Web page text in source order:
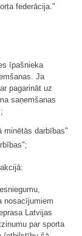
federācija."
īpašnieka
Ja
pagarināt uz
saņemšanas
minētās darbības"
nosacījumiem
Latvijas
par sporta